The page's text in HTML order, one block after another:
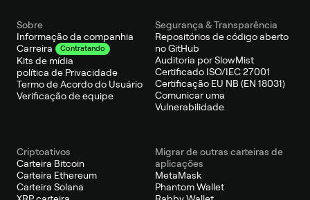
Sobre
Informação da companhia
Carreira
Contratando
Kits de mídia
política de Privacidade
Termo de Acordo do Usuário
Verificação de equipe
Segurança & Transparência
Repositórios de código aberto
no GitHub
Auditoria por SlowMist
Certificado ISO/IEC 27001
Certificação EU NB (EN 18031)
Comunicar uma
Vulnerabilidade
Criptoativos
Carteira Bitcoin
Carteira Ethereum
Carteira Solana
Migrar de outras carteiras de
aplicações
MetaMask
Phantom Wallet